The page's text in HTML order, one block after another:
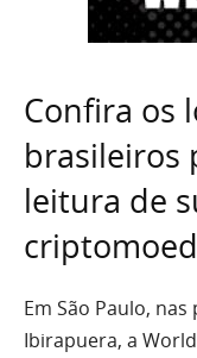
Confira os
brasileiros
leitura de
Em São Paulo,
Ibirapuera, a